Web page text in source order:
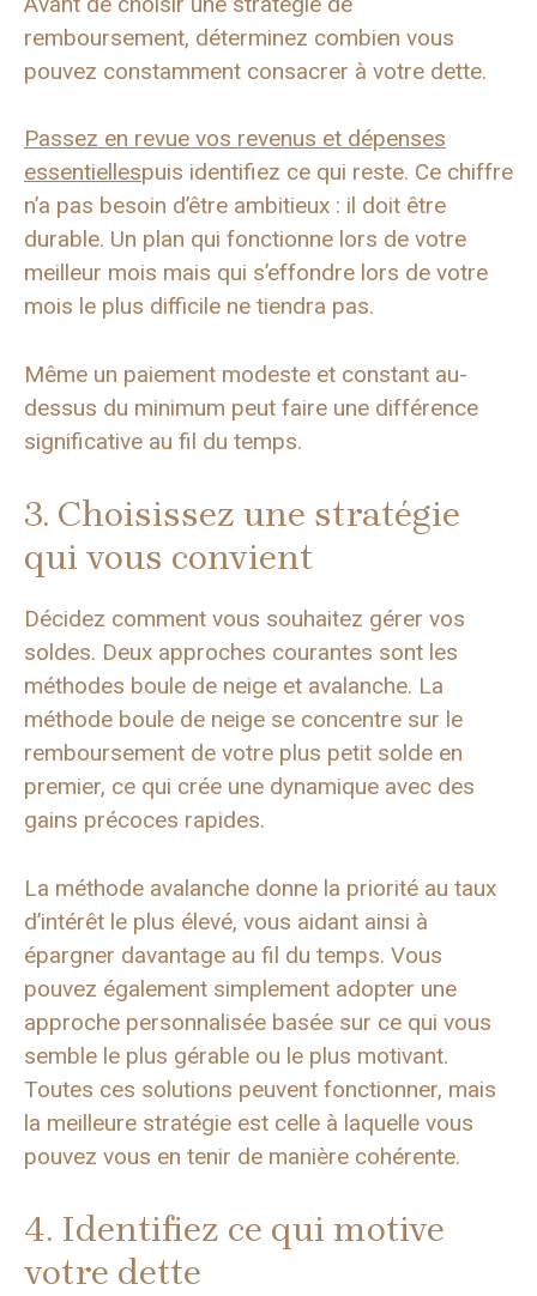
remboursement, déterminez combien vous
pouvez constamment consacrer à votre dette.
Passez en revue vos revenus et dépenses
essentiellespuis identifiez ce qui reste. Ce chiffre
n’a pas besoin d’être ambitieux : il doit être
durable. Un plan qui fonctionne lors de votre
meilleur mois mais qui s’effondre lors de votre
mois le plus difficile ne tiendra pas.
Même un paiement modeste et constant au-
dessus du minimum peut faire une différence
significative au fil du temps.
3. Choisissez une stratégie
qui vous convient
Décidez comment vous souhaitez gérer vos
soldes. Deux approches courantes sont les
méthodes boule de neige et avalanche. La
méthode boule de neige se concentre sur le
remboursement de votre plus petit solde en
premier, ce qui crée une dynamique avec des
gains précoces rapides.
La méthode avalanche donne la priorité au taux
d’intérêt le plus élevé, vous aidant ainsi à
épargner davantage au fil du temps. Vous
pouvez également simplement adopter une
approche personnalisée basée sur ce qui vous
semble le plus gérable ou le plus motivant.
Toutes ces solutions peuvent fonctionner, mais
la meilleure stratégie est celle à laquelle vous
pouvez vous en tenir de manière cohérente.
4. Identifiez ce qui motive
votre dette